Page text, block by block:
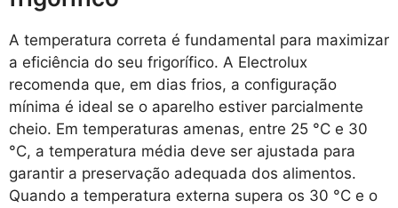
A temperatura correta é fundamental para maximizar
a eficiência do seu frigorífico. A Electrolux
recomenda que, em dias frios, a configuração
mínima é ideal se o aparelho estiver parcialmente
cheio. Em temperaturas amenas, entre 25 °C e 30
°C, a temperatura média deve ser ajustada para
garantir a preservação adequada dos alimentos.
Quando a temperatura externa supera os 30 °C e o